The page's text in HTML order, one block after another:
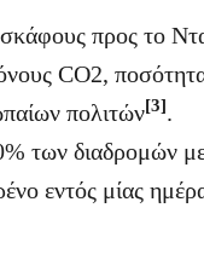
προς το
CO2,
πολιτών[3].
των διαδρομών με
εντός μίας